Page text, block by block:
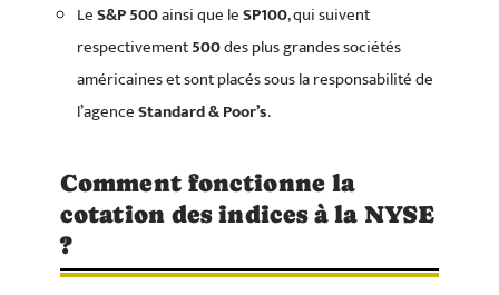
LeS&P 500ainsi que leSP100, qui suivent
respectivement500des plus grandes sociétés
américaines et sont placés sous la responsabilité de
l’agenceStandard & Poor’s.
Comment fonctionne la
cotation des indices à la NYSE
?